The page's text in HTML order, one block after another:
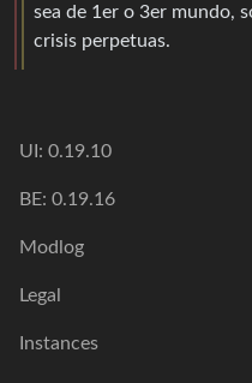
sea de 1er o 3er mundo,
crisis perpetuas.
UI: 0.19.10
BE: 0.19.16
Modlog
Legal
Instances